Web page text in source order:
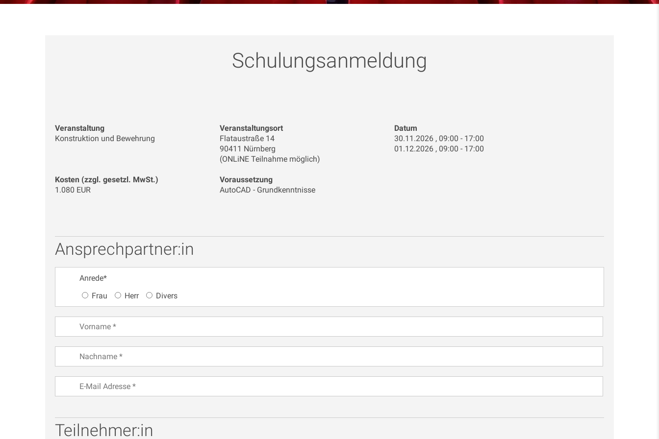
Schulungsanmeldung
Veranstaltung
Konstruktion und Bewehrung
Veranstaltungsort
Flataustraße 14
90411 Nürnberg
(ONLiNE Teilnahme möglich)
Kosten (zzgl. gesetzl. MwSt.)
1.080 EUR
Voraussetzung
AutoCAD - Grundkenntnisse
Datum
30.11.2026 , 09:00 - 17:00
01.12.2026 , 09:00 - 17:00
Ansprechpartner:in
Anrede*
Frau
Herr Divers
Teilnehmer:in